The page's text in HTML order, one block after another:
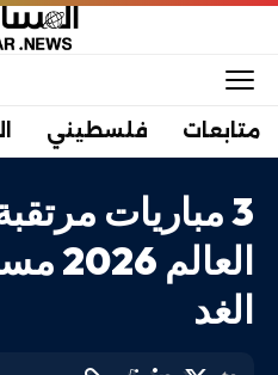
متابعات فلسطيني
3 مباريات
الغد